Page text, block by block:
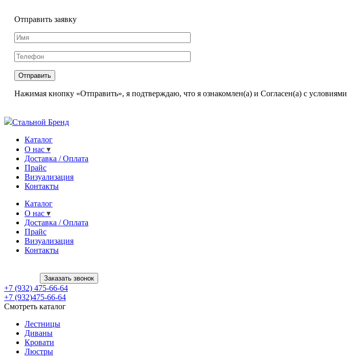
Отправить заявку
Нажимая кнопку «Отправить», я подтверждаю, что я ознакомлен(а) и Согласен(а) с условиями
Стальной Бренд
Каталог
О нас
Доставка / Оплата
Прайс
Визуализация
Контакты
Каталог
О нас
Доставка / Оплата
Прайс
Визуализация
Контакты
Заказать звонок
+7 (932) 475-66-64
+7 (932)475-66-64
Смотреть каталог
Лестницы
Диваны
Кровати
Люстры